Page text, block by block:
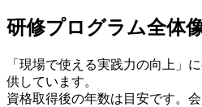
研修プログラム全体
「現場で使える実践力の向上」
供しています。
資格取得後の年数は目安です。